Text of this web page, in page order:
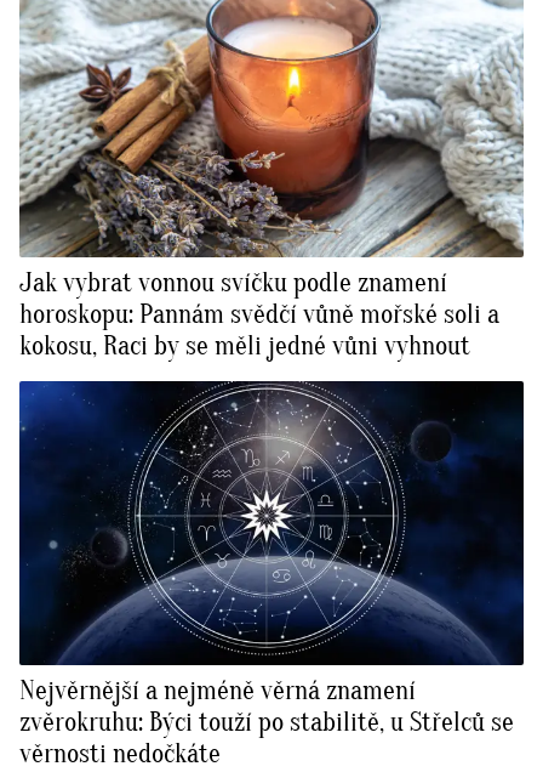
Jak vybrat vonnou svíčku podle znamení
horoskopu: Pannám svědčí vůně mořské soli a
kokosu, Raci by se měli jedné vůni vyhnout
Nejvěrnější a nejméně věrná znamení
zvěrokruhu: Býci touží po stabilitě, u Střelců se
věrnosti nedočkáte